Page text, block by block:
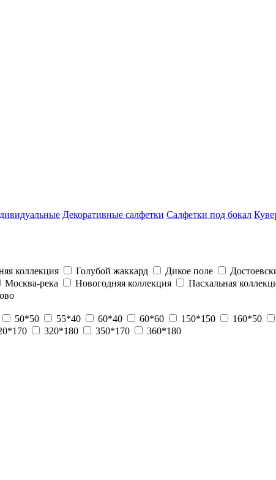
Декоративные салфетки Салфетки под бокал
коллекция Голубой жаккард Дикое поле
Москва-река Новогодняя коллекция Пасхальная
50*50 55*40 60*40 60*60 150*150 160*50
320*180 350*170 360*180